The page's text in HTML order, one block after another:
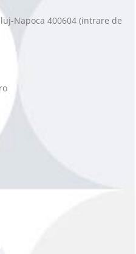
Napoca 400604 (intrare de